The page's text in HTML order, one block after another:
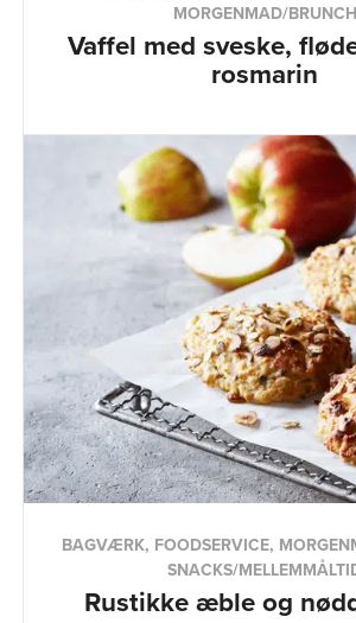
MORGENMAD/BRUNCH
Vaffel med sveske,
rosmarin
BAGVÆRK, FOODSERVICE,
SNACKS/
Rustikke æble og